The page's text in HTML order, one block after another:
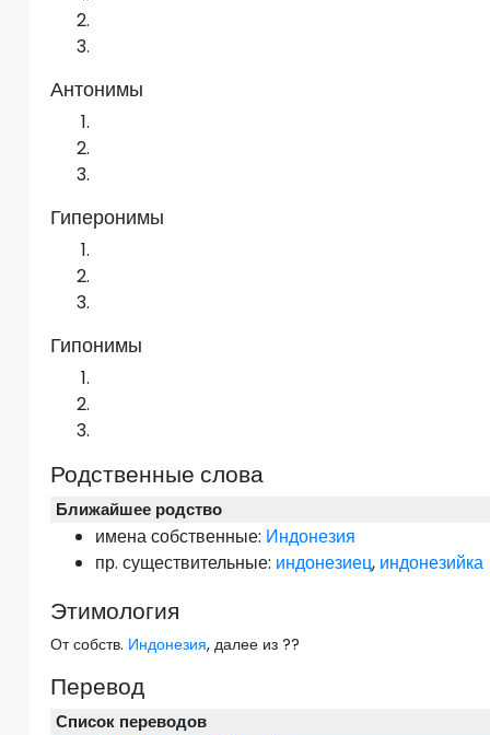
Антонимы
Гиперонимы
Гипонимы
Родственные слова
Ближайшее родство
имена собственные: Индонезия
пр.существительные: индонезиец, индонезийка
Этимология
От собств. Индонезия, далее из ??
Перевод
Список переводов